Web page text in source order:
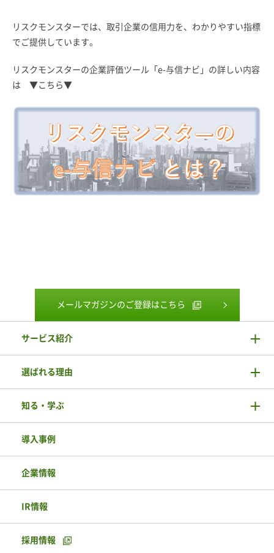
リスクモンスターでは、取引企業の信用力を、わかりやすい指標
でご提供しています。
リスクモンスターの企業評価ツール「e-与信ナビ」の詳しい内容
は ▼こちら▼
メールマガジンのご登録はこちら
サービス紹介
選ばれる理由
知る・学ぶ
導入事例
企業情報
IR情報
採用情報